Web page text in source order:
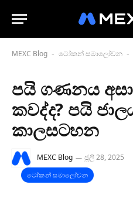
MEXC Blog - ටෝකන් සමාලෝචන -
පයි ගණනය
කවද්ද? පයි
කාලසටහන
MEXC Blog ජූලි 28, 2025
ටෝකන් සමාලෝචන